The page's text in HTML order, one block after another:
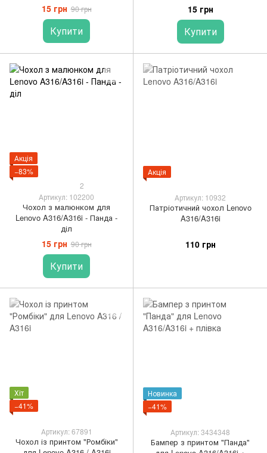
15 грн 90 грн
Купити
15 грн
Купити
Акція
−83%
2
Артикул: 102200
Чохол з малюнком для
Lenovo A316/A316i - Панда -
діл
15 грн 90 грн
Купити
Акція
Артикул: 10932
Патріотичний чохол Lenovo
A316/A316i
110 грн
Хіт
−41%
Артикул: 67891
Чохол із принтом "Ромбіки"
Новинка
−41%
Артикул: 3434348
Бампер з принтом "Панда"